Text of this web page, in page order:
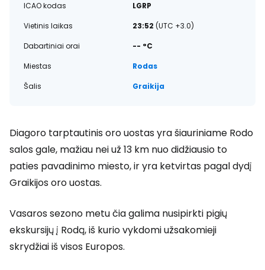
ICAO kodas
LGRP
Vietinis laikas
23:52 (UTC +3.0)
Dabartiniai orai
-- °C
Miestas
Rodas
Šalis
Graikija
Diagoro tarptautinis oro uostas yra šiauriniame Rodo
salos gale, mažiau nei už 13 km nuo didžiausio to
paties pavadinimo miesto, ir yra ketvirtas pagal dydį
Graikijos oro uostas.
Vasaros sezono metu čia galima nusipirkti pigių
ekskursijų į Rodą, iš kurio vykdomi užsakomieji
skrydžiai iš visos Europos.